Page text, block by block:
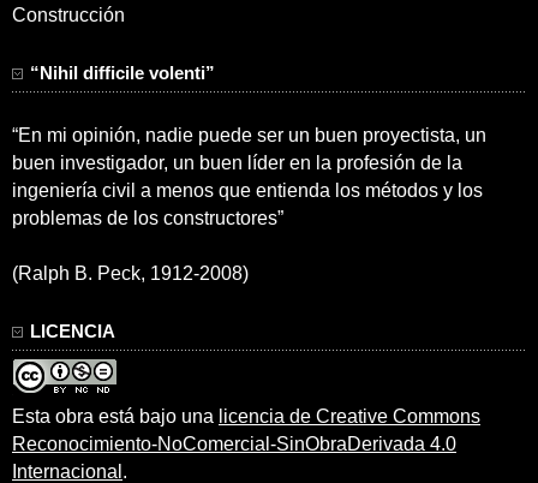
Construcción
“Nihil difficile volenti”
“En mi opinión, nadie puede ser un buen proyectista, un
buen investigador, un buen líder en la profesión de la
ingeniería civil a menos que entienda los métodos y los
problemas de los constructores”
(Ralph B. Peck, 1912-2008)
LICENCIA
Esta obra está bajo una licencia de Creative Commons
Reconocimiento-NoComercial-SinObraDerivada 4.0
Internacional .